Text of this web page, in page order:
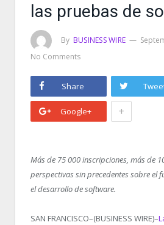
las pruebas de
By BUSINESS WIRE
No Comments
Share
Google+ +
Más de 75 000 inscripciones, más de
perspectivas sin precedentes sobre el
el desarrollo de software.
SAN FRANCISCO–(BUSINESS WIRE)–